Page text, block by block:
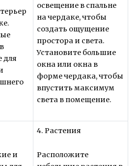
для
освещение в спальне
на чердаке, чтобы
создать ощущение
простора и света.
Установите большие
окна или окна в
форме чердака, чтобы
впустить максимум
света в помещение.
и
4. Растения
Расположите